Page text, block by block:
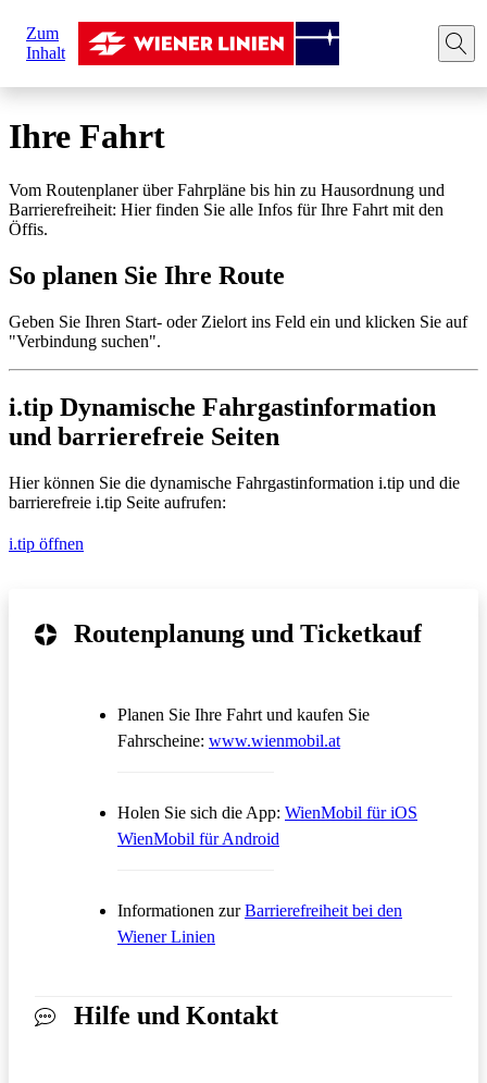
Zum
Inhalt
sind
hier:
Startseite Ihre Fahrt Route planen
Ihre Fahrt
Vom Routenplaner über Fahrpläne bis hin zu Hausordnung und
Barrierefreiheit: Hier finden Sie alle Infos für Ihre Fahrt mit den
Öffis.
So planen Sie Ihre Route
Geben Sie Ihren Start- oder Zielort ins Feld ein und klicken Sie auf
"Verbindung suchen".
i.tip Dynamische Fahrgastinformation
und barrierefreie Seiten
Hier können Sie die dynamische Fahrgastinformation i.tip und die
barrierefreie i.tip Seite aufrufen:
i.tip öffnen
Routenplanung und Ticketkauf
Planen Sie Ihre Fahrt und kaufen Sie
Fahrscheine: www.wienmobil.atÖffnet in einem
Holen Sie sich die App: WienMobil für iOS
WienMobil für Android
Informationen zurBarrierefreiheit bei den
Wiener Linien
Hilfe und Kontakt